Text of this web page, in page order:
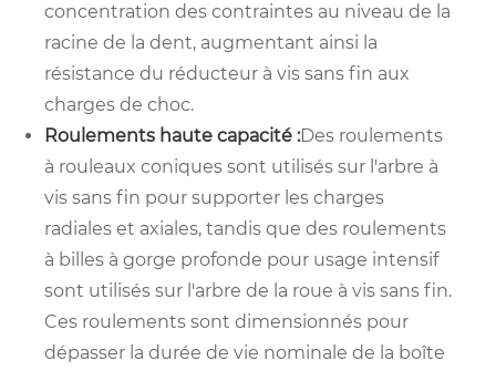
concentration des contraintes au niveau de la
racine de la dent, augmentant ainsi la
résistance du réducteur à vis sans fin aux
charges de choc.
Roulements haute capacité :Des roulements
à rouleaux coniques sont utilisés sur l'arbre à
vis sans fin pour supporter les charges
radiales et axiales, tandis que des roulements
à billes à gorge profonde pour usage intensif
sont utilisés sur l'arbre de la roue à vis sans fin.
Ces roulements sont dimensionnés pour
dépasser la durée de vie nominale de la boîte